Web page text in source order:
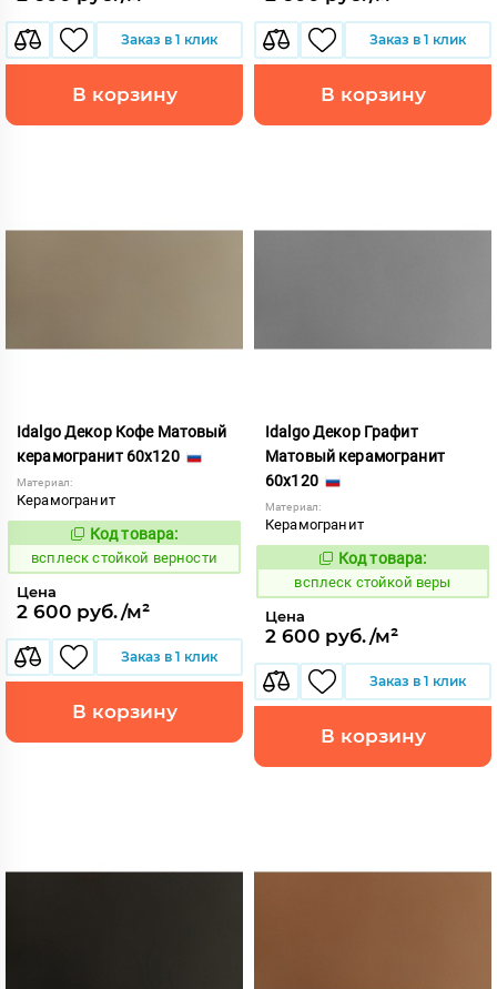
Заказ в 1 клик
В корзину
Заказ в 1 клик
В корзину
Idalgo Декор Кофе Матовый
керамогранит 60x120
Материал:
Керамогранит
246631
Код товара:
всплеск стойкой верности
Цена
2 600 руб./м²
Заказ в 1 клик
В корзину
Idalgo Декор Графит
Матовый керамогранит
60x120
Материал:
Керамогранит
246633
Код товара:
всплеск стойкой веры
Цена
2 600 руб./м²
Заказ в 1 клик
В корзину